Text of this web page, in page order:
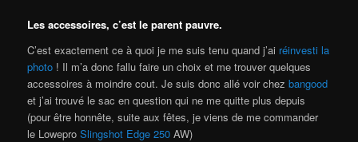
Les accessoires, c’est le parent pauvre.
C’est exactement ce à quoi je me suis tenu quand j’ai réinvesti la
photo ! Il m’a donc fallu faire un choix et me trouver quelques
accessoires à moindre cout. Je suis donc allé voir chezbangood
et j’ai trouvé le sac en question qui ne me quitte plus depuis
(pour être honnête, suite aux fêtes, je viens de me commander
le LoweproSlingshot Edge 250 AW)